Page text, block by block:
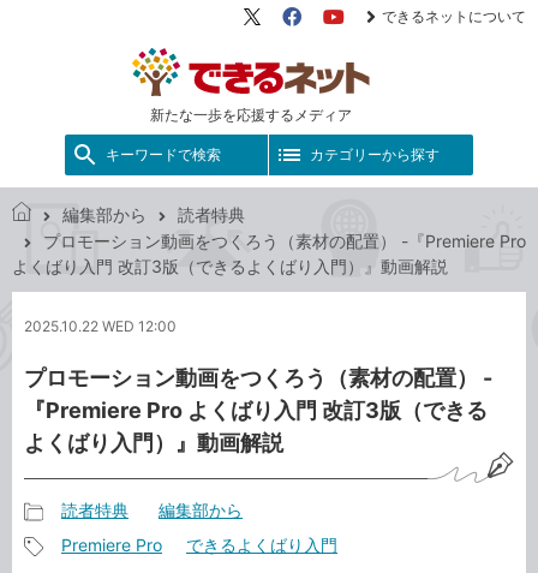
新たな一歩を応援するメディア
X（旧
FacebookYouTube
できるネットについて
キーワードで検索 カテゴリーから探す
で
き
ッ
編集部から
読者特典
プロモーション動画をつくろう（素材の配置） -『Premiere Pro
よくばり入門 改訂3版（できるよくばり入門）』動画解説
2025.10.22 WED 12:00
プロモーション動画をつくろう（素材の配置） -
『Premiere Pro よくばり入門 改訂3版（できる
よくばり入門）』動画解説
事
読者特典 編集部から
Premiere Pro できるよくばり入門